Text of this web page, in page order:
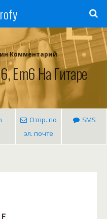
Комментарий
Em6 На Гитаре
Отпр. по
эл. почте
SMS